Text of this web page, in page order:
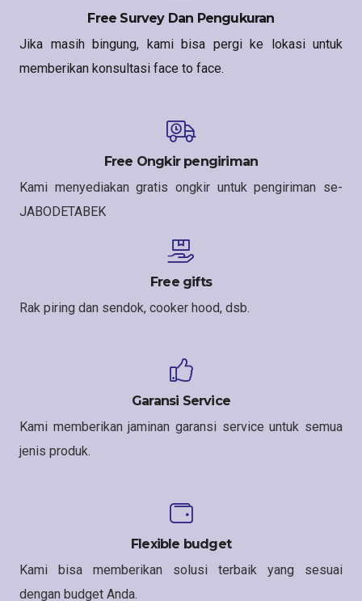
Free Survey Dan Pengukuran
Jika masih bingung, kami bisa pergi ke lokasi untuk
memberikan konsultasi face to face.
Free Ongkir pengiriman
Kami menyediakan gratis ongkir untuk pengiriman se-
JABODETABEK
Free gifts
Rak piring dan sendok, cooker hood, dsb.
Garansi Service
Kami memberikan jaminan garansi service untuk semua
jenis produk.
Flexible budget
Kami bisa memberikan solusi terbaik yang sesuai
dengan budget Anda.